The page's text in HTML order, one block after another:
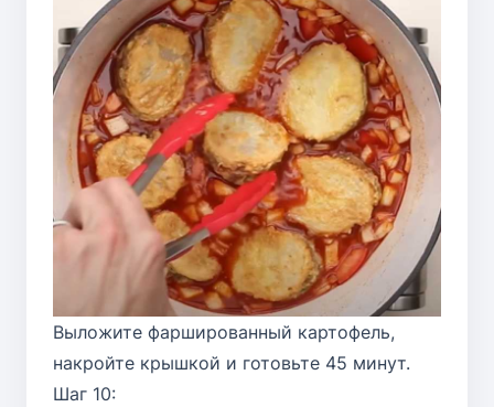
Выложите фаршированный картофель,
накройте крышкой и готовьте 45 минут.
Шаг 10: